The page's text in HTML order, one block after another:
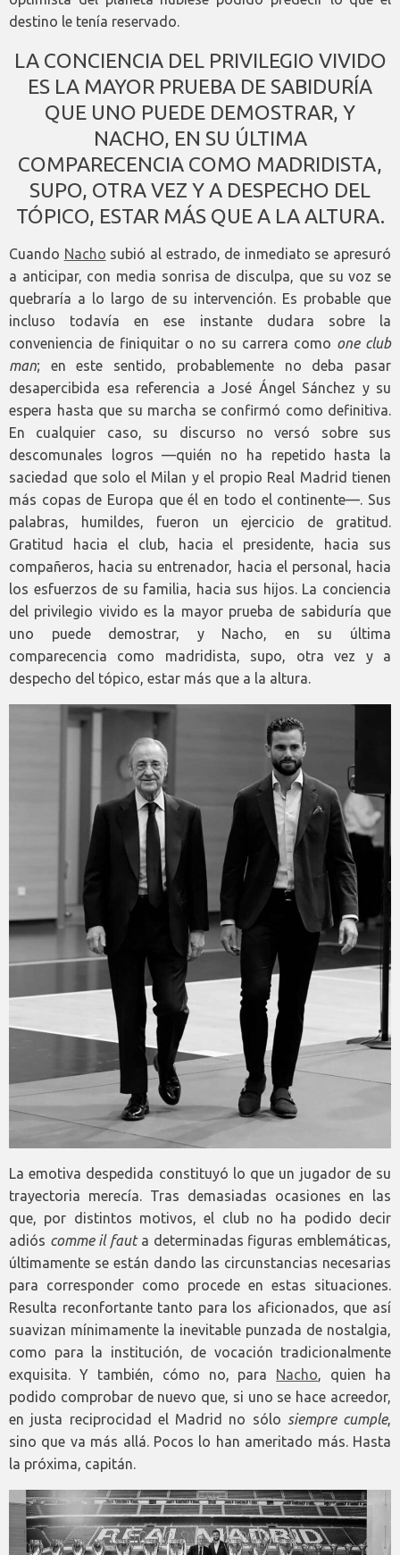
destino le tenía reservado.
LA CONCIENCIA DEL PRIVILEGIO VIVIDO
ES LA MAYOR PRUEBA DE SABIDURÍA
QUE UNO PUEDE DEMOSTRAR, Y
NACHO, EN SU ÚLTIMA
COMPARECENCIA COMO MADRIDISTA,
SUPO, OTRA VEZ Y A DESPECHO DEL
TÓPICO, ESTAR MÁS QUE A LA ALTURA.
Cuando Nacho subió al estrado, de inmediato se apresuró
a anticipar, con media sonrisa de disculpa, que su voz se
quebraría a lo largo de su intervención. Es probable que
incluso todavía en ese instante dudara sobre la
conveniencia de finiquitar o no su carrera como one club
man;
en este sentido, probablemente no deba pasar
desapercibida esa referencia a José Ángel Sánchez y su
espera hasta que su marcha se confirmó como definitiva.
En cualquier caso, su discurso no versó sobre sus
descomunales logros —quién no ha repetido hasta la
saciedad que solo el Milan y el propio Real Madrid tienen
más copas de Europa que él en todo el continente—. Sus
palabras, humildes, fueron un ejercicio de gratitud.
Gratitud hacia el club, hacia el presidente, hacia sus
compañeros, hacia su entrenador, hacia el personal, hacia
los esfuerzos de su familia, hacia sus hijos. La conciencia
del privilegio vivido es la mayor prueba de sabiduría que
uno puede demostrar, y Nacho, en su última
comparecencia como madridista, supo, otra vez y a
despecho del tópico, estar más que a la altura.
La emotiva despedida constituyó lo que un jugador de su
trayectoria merecía. Tras demasiadas ocasiones en las
que, por distintos motivos, el club no ha podido decir
adiós comme il fauta determinadas figuras emblemáticas,
últimamente se están dando las circunstancias necesarias
para corresponder como procede en estas situaciones.
Resulta reconfortante tanto para los aficionados, que así
suavizan mínimamente la inevitable punzada de nostalgia,
como para la institución, de vocación tradicionalmente
exquisita. Y también, cómo no, para Nacho, quien ha
podido comprobar de nuevo que, si uno se hace acreedor,
en justa reciprocidad el Madrid no sólo siempre cumple,
sino que va más allá. Pocos lo han ameritado más. Hasta
la próxima, capitán.